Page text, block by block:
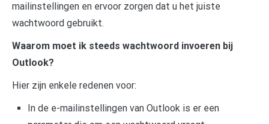
mailinstellingen en ervoor zorgen dat u het juiste
wachtwoord gebruikt.
Waarom moet ik steeds wachtwoord invoeren bij
Outlook?
Hier zijn enkele redenen voor:
In de e-mailinstellingen van Outlook is er een